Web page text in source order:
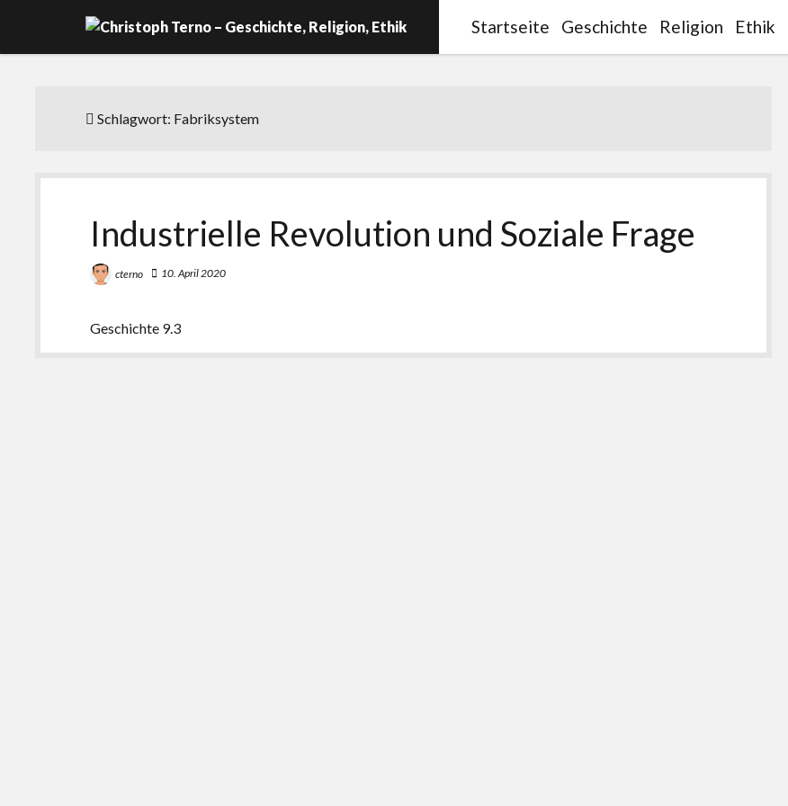
Startseite Geschichte Religion Ethik
Schlagwort: Fabriksystem
Industrielle Revolution und Soziale Frage
cterno 10. April 2020
Geschichte 9.3